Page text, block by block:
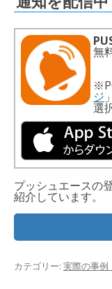
無
ジ
選
プッシュエースの
紹介しています。
カテゴリー: 実際の事例